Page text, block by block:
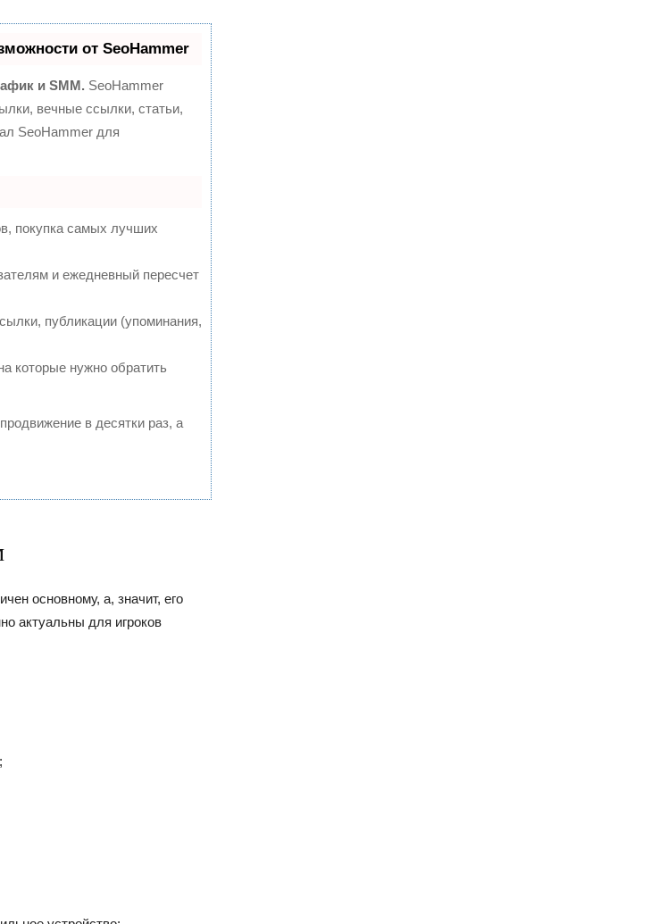
от SeoHammer
и SMM. SeoHammer
вечные ссылки, статьи,
SeoHammer для
покупка самых лучших
и ежедневный пересчет
публикации (упоминания,
которые нужно обратить
в десятки раз, а
основному, а, значит, его
актуальны для игроков